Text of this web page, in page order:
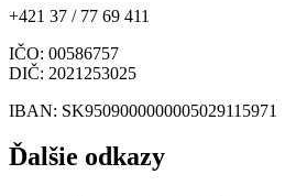
+421 37 / 77 69 411
IČO: 00586757
DIČ: 2021253025
IBAN: SK9509000000005029115971
Ďalšie odkazy